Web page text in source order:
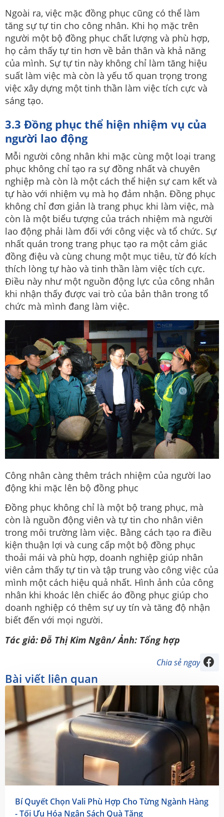
Ngoài ra, việc mặc đồng phục cũng có thể làm
tăng sự tự tin cho công nhân. Khi họ mặc trên
người một bộ đồng phục chất lượng và phù hợp,
họ cảm thấy tự tin hơn về bản thân và khả năng
của mình. Sự tự tin này không chỉ làm tăng hiệu
suất làm việc mà còn là yếu tố quan trọng trong
việc xây dựng một tinh thần làm việc tích cực và
sáng tạo.
3.3 Đồng phục thể hiện nhiệm vụ của
người lao động
Mỗi người công nhân khi mặc cùng một loại trang
phục không chỉ tạo ra sự đồng nhất và chuyên
nghiệp mà còn là một cách thể hiện sự cam kết và
tự hào với nhiệm vụ mà họ đảm nhận. Đồng phục
không chỉ đơn giản là trang phục khi làm việc, mà
còn là một biểu tượng của trách nhiệm mà người
lao động phải làm đối với công việc và tổ chức. Sự
nhất quán trong trang phục tạo ra một cảm giác
đồng điệu và cùng chung một mục tiêu, từ đó kích
thích lòng tự hào và tinh thần làm việc tích cực.
Điều này như một nguồn động lực của công nhân
khi nhận thấy được vai trò của bản thân trong tổ
chức mà mình đang làm việc.
Công nhân càng thêm trách nhiệm của người lao
động khi mặc lên bộ đồng phục
Đồng phục không chỉ là một bộ trang phục, mà
còn là nguồn động viên và tự tin cho nhân viên
trong môi trường làm việc. Bằng cách tạo ra điều
kiện thuận lợi và cung cấp một bộ đồng phục
thoải mái và phù hợp, doanh nghiệp giúp nhân
viên cảm thấy tự tin và tập trung vào công việc của
mình một cách hiệu quả nhất. Hình ảnh của công
nhân khi khoác lên chiếc áo đồng phục giúp cho
doanh nghiệp có thêm sự uy tín và tăng độ nhận
biết đến với mọi người.
Tác giả: Đỗ Thị Kim Ngân/ Ảnh: Tổng hợp
Chia sẻ ngay
Bài viết liên quan
Bí Quyết Chọn Vali Phù Hợp Cho Từng Ngành Hàng
- Tối Ưu Hóa Ngân Sách Quà Tặng